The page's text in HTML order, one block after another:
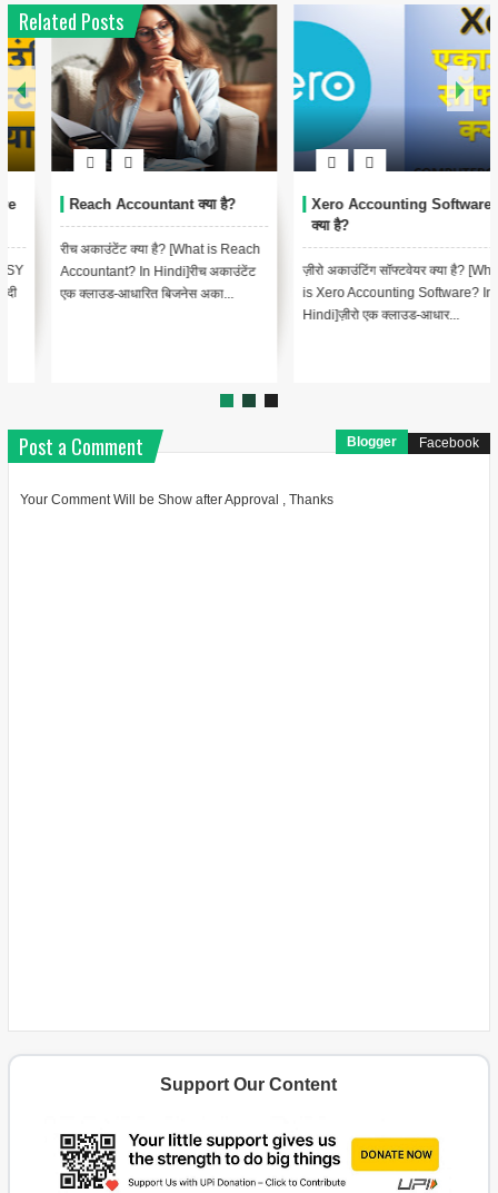
Related Posts
Xero Accounting Software
क्या है?
ज़ीरो अकाउंटिंग सॉफ्टवेयर क्या है? [What
is Xero Accounting Software? In
Vyapar Accounting Software
क्या है ?
व्यापार अकाउंटिंग सॉफ्टवेयर क्या है?
[What is Vyapar Accounting
Software? In Hindi]व्यापार एक
Post a Comment Blogger Facebook
Your Comment Will be Show after Approval , Thanks
Support Our Content